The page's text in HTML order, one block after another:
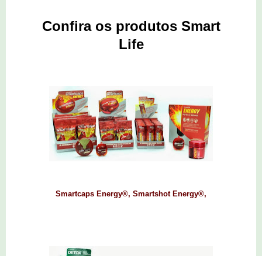
Confira os produtos Smart
Life
Smartcaps Energy®, Smartshot Energy®,